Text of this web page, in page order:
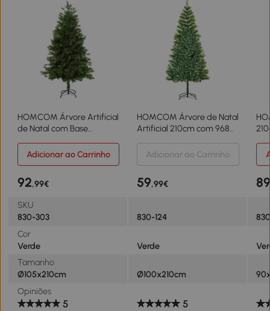
HOMCOM Árvore Artificial
de Natal com Base
PVC Árvore de Natal
Decorativa para Exterior
HOMCOM Árvore de Natal
Artificial 210cm com 968
Decoração Interior Sala de
Estar Festas Ø100x210cm
Adicionar ao Carrinho Adicionar ao Carrinho
92,99€ 59,99€
SKU
830-303
830-124
Cor
Verde
Verde
Tamanho
Ø105x210cm
Ø100x210cm
Opiniões
5 5